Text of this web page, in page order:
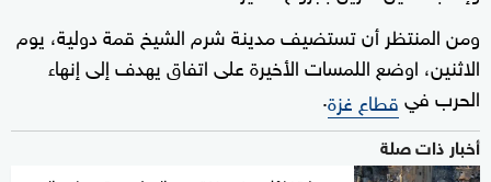
ومن المنتظر أن تستضيف مدينة شرم الشيخ قمة دولية، يوم
الاثنين، اوضع اللمسات الأخيرة على اتفاق يهدف إلى إنهاء
الحرب فيقطاع غزة.
أخبار ذات صلة